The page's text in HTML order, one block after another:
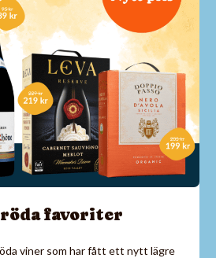
favoriter
viner som har fått ett nytt lägre